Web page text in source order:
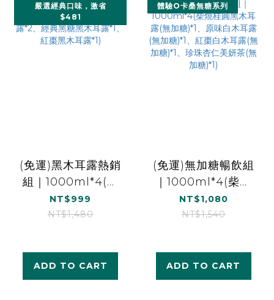
嚴選經典口味，激省
$481
(免運)黑木耳露熱銷
組｜1000ml*4(柴
燒桂圓黑木耳露
*2、經典黑糖黑木
NT$999
NT$1,480
ADD TO CART
體驗O卡桑無糖系列
(免運)無加糖暢飲組
｜1000ml*4(柴燒
桂圓黑木耳露(無加
糖)*1、原味白木耳
糖)*1、珍珠杏仁美
妍茶(無加糖)*1)
NT$1,080
NT$1,540
ADD TO CART